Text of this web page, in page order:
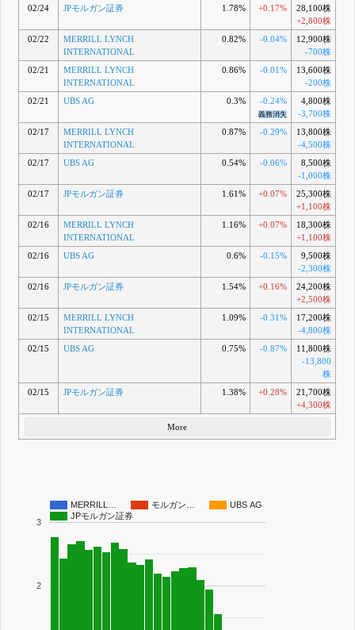
02/24
JPモルガン証券 1.78% +0.17%
28,100株
+2,800株
02/22
MERRILL LYNCH
INTERNATIONAL
0.82% -0.04%
12,900株
-700株
02/21
MERRILL LYNCH
INTERNATIONAL
0.86% -0.01%
13,600株
-200株
02/21
UBS AG 0.3% -0.24%
義務消失
4,800株
-3,700株
02/17
MERRILL LYNCH
INTERNATIONAL
0.87% -0.29%
13,800株
-4,500株
02/17
UBS AG 0.54% -0.06%
8,500株
-1,000株
02/17
JPモルガン証券 1.61% +0.07%
25,300株
+1,100株
02/16
MERRILL LYNCH
INTERNATIONAL
1.16% +0.07%
18,300株
+1,100株
02/16
UBS AG 0.6% -0.15%
9,500株
-2,300株
02/16
JPモルガン証券 1.54% +0.16%
24,200株
+2,500株
02/15
MERRILL LYNCH
INTERNATIONAL
1.09% -0.31%
17,200株
-4,800株
02/15
UBS AG 0.75% -0.87%
11,800株
-13,800
株
02/15
JPモルガン証券 1.38% +0.28%
21,700株
+4,300株
More
MERRILL… モルガン…
UBS AG
JPモルガン証券
2
3